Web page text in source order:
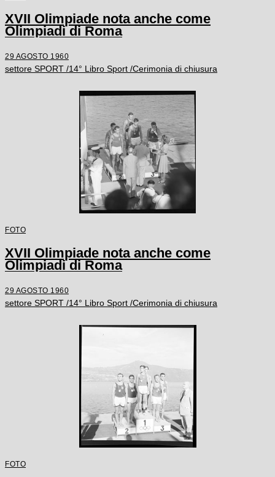
XVII Olimpiade nota anche come
Olimpiadi di Roma
29 AGOSTO 1960
settore SPORT /14° Libro Sport /Cerimonia di chiusura
FOTO
XVII Olimpiade nota anche come
Olimpiadi di Roma
29 AGOSTO 1960
settore SPORT /14° Libro Sport /Cerimonia di chiusura
FOTO